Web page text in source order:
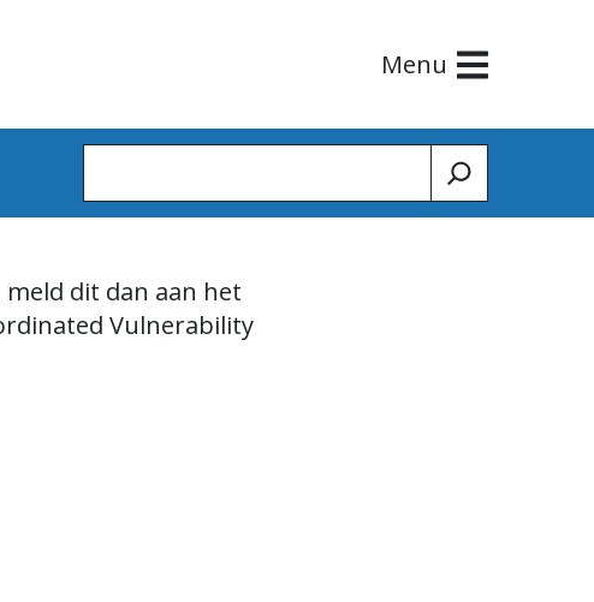
Menu
Zoeken
dit dan aan het
Vulnerability